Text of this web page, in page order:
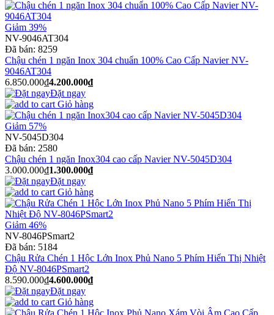
Giảm 39%
NV-9046AT304
Đã bán: 8259
Chậu chén 1 ngăn Inox 304 chuẩn 100% Cao Cấp Navier NV-
9046AT304
6.850.000₫4.200.000₫
Đặt ngay
Giỏ hàng
Giảm 57%
NV-5045D304
Đã bán: 2580
Chậu chén 1 ngăn Inox304 cao cấp Navier NV-5045D304
3.000.000₫1.300.000₫
Đặt ngay
Giỏ hàng
Giảm 46%
NV-8046PSmart2
Đã bán: 5184
Chậu Rửa Chén 1 Hộc Lớn Inox Phủ Nano 5 Phím Hiển Thị Nhiệt
Độ NV-8046PSmart2
8.590.000₫4.600.000₫
Đặt ngay
Giỏ hàng